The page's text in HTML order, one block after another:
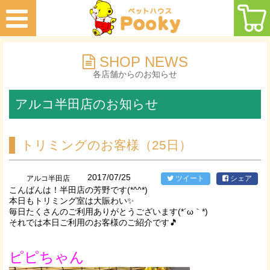
SHOP NEWS
各店舗からのお知らせ
アルコ半田店のお知らせ
トリミングのお客様（25日）
アルコ半田店 2017/07/25 ツイート シェア
こんばんは！半田店の芳野です(*^^*)
本日もトリミング室は大賑わい✨
毎日たくさんのご利用ありがとうございます(*´ω｀*)
それでは本日ご利用のお客様のご紹介です🎵
ピピちゃん